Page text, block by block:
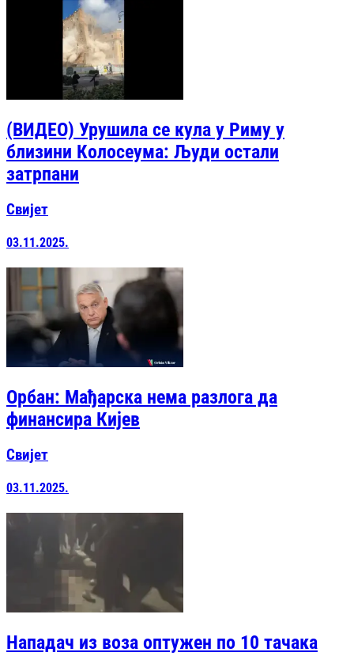
(ВИДЕО) Урушила се кула у Риму у
близини Колосеума: Људи остали
затрпани
Свијет
03.11.2025.
Орбан: Мађарска нема разлога да
финансира Кијев
Свијет
03.11.2025.
Нападач из воза оптужен по 10 тачака